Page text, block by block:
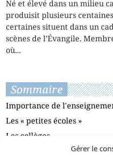
Gérer le
Né et élevé dans un milieu
produisit plusieurs
certaines situent dans un
scènes de l’Évangile.
où...
Sommaire
Importance de
Les « petites écoles »
Les collèges